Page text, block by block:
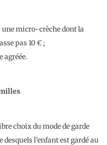
micro-crèche dont la
pas 10 € ;
agréée.
choix du mode de garde
l’enfant est gardé au